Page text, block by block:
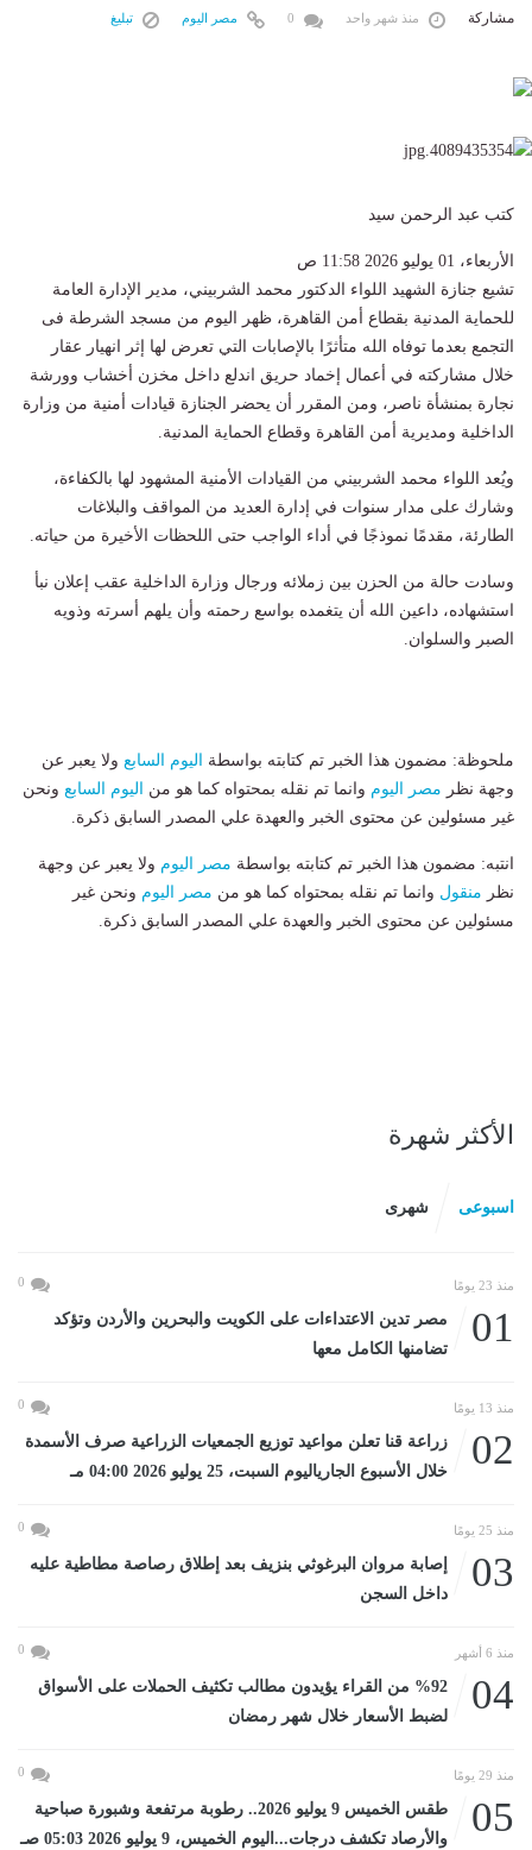
مشاركة منذ شهر واحد مصر اليوم تبليغ
كتب عبد الرحمن سيد
الأربعاء، 01 يوليو 2026 11:58 ص
تشيع جنازة الشهيد اللواء الدكتور محمد الشربيني، مدير الإدارة العامة
للحماية المدنية بقطاع أمن القاهرة، ظهر اليوم من مسجد الشرطة فى
التجمع بعدما توفاه الله متأثرًا بالإصابات التي تعرض لها إثر انهيار عقار
خلال مشاركته في أعمال إخماد حريق اندلع داخل مخزن أخشاب وورشة
نجارة بمنشأة ناصر، ومن المقرر أن يحضر الجنازة قيادات أمنية من وزارة
الداخلية ومديرية أمن القاهرة وقطاع الحماية المدنية.
ويُعد اللواء محمد الشربيني من القيادات الأمنية المشهود لها بالكفاءة،
وشارك على مدار سنوات في إدارة العديد من المواقف والبلاغات
الطارئة، مقدمًا نموذجًا في أداء الواجب حتى اللحظات الأخيرة من حياته.
وسادت حالة من الحزن بين زملائه ورجال وزارة الداخلية عقب إعلان نبأ
استشهاده، داعين الله أن يتغمده بواسع رحمته وأن يلهم أسرته وذويه
الصبر والسلوان.
ملحوظة: مضمون هذا الخبر تم كتابته بواسطة اليوم السابع ولا يعبر عن
وجهة نظر مصر اليوم وانما تم نقله بمحتواه كما هو من اليوم السابع ونحن
غير مسئولين عن محتوى الخبر والعهدة علي المصدر السابق ذكرة.
انتبه: مضمون هذا الخبر تم كتابته بواسطة مصر اليوم ولا يعبر عن وجهة
نظر منقول وانما تم نقله بمحتواه كما هو من مصر اليوم ونحن غير
مسئولين عن محتوى الخبر والعهدة علي المصدر السابق ذكرة.
الأكثر شهرة
اسبوعى شهرى
منذ 23 يومًا 0
01
مصر تدين الاعتداءات على الكويت والبحرين والأردن وتؤكد
تضامنها الكامل معها
منذ 13 يومًا 0
02
زراعة قنا تعلن مواعيد توزيع الجمعيات الزراعية صرف الأسمدة
خلال الأسبوع الجارياليوم السبت، 25 يوليو 2026 04:00 مـ
منذ 25 يومًا 0
03
إصابة مروان البرغوثي بنزيف بعد إطلاق رصاصة مطاطية عليه
داخل السجن
منذ 6 أشهر 0
04
%92 من القراء يؤيدون مطالب تكثيف الحملات على الأسواق
لضبط الأسعار خلال شهر رمضان
منذ 29 يومًا 0
05
طقس الخميس 9 يوليو 2026.. رطوبة مرتفعة وشبورة صباحية
والأرصاد تكشف درجات...اليوم الخميس، 9 يوليو 2026 05:03 صـ